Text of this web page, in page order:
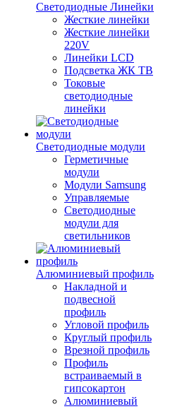
Светодиодные Линейки
Жесткие линейки
Жесткие линейки
220V
Линейки LCD
Подсветка ЖК ТВ
Токовые
светодиодные
линейки
Светодиодные модули
Герметичные
модули
Модули Samsung
Управляемые
Светодиодные
модули для
светильников
Алюминиевый профиль
Накладной и
подвесной
профиль
Угловой профиль
Круглый профиль
Врезной профиль
Профиль
встраиваемый в
гипсокартон
Алюминиевый